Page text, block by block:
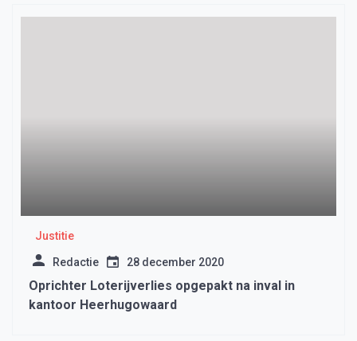
Justitie
Redactie 28 december 2020
Oprichter Loterijverlies opgepakt na inval in
kantoor Heerhugowaard